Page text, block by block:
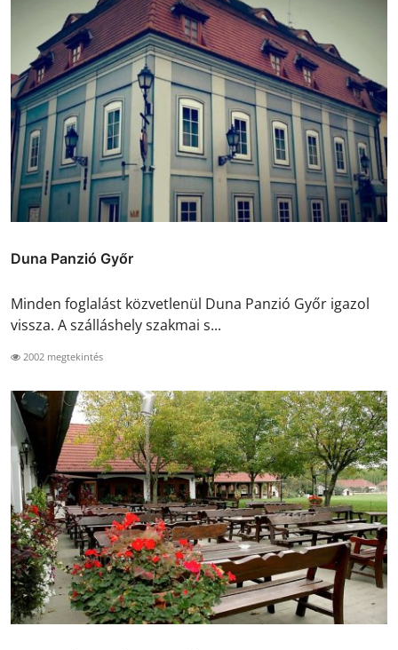
Duna Panzió Győr
Minden foglalást közvetlenül Duna Panzió Győr igazol
vissza. A szálláshely szakmai s...
2002 megtekintés